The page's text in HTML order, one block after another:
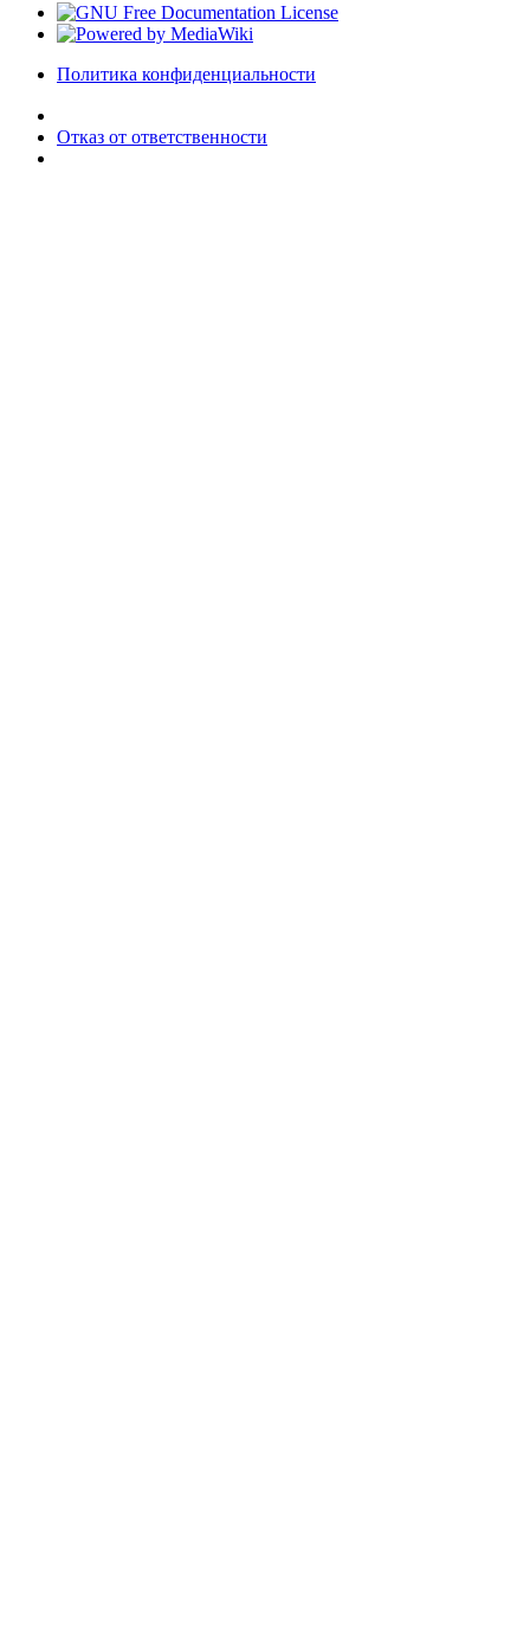
Политика конфиденциальности
Отказ от ответственности